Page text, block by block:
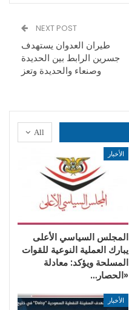
NEXT POST
طيران العدوان يستهدف
جسرين الرابط بين الحديدة
وصنعاء والحديدة وتعز
All
الأخبار
المجلس السياسي الأعلى
يبارك العملية النوعية للقوات
المسلحة ويؤكد: معادلة
«الحصار…
الأخبار